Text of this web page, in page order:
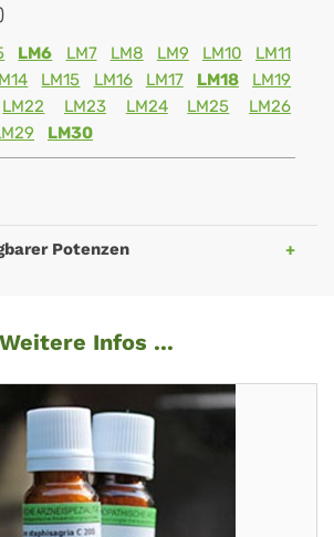
LM6 LM7 LM8 LM9 LM10
LM11
LM15 LM16 LM17 LM18
LM19
LM22 LM23 LM24 LM25
LM26
LM30
Potenzen
Weitere Infos ...